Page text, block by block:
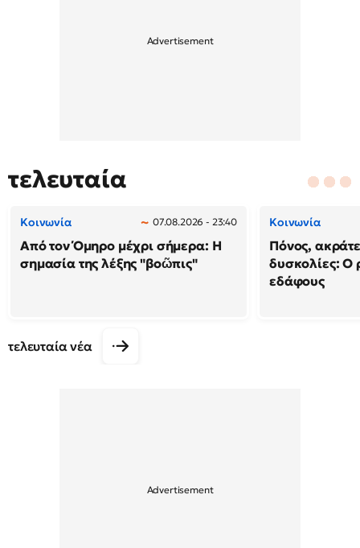
τελευταία
Κοινωνία 07.08.2026 - 23:40
Από τον Όμηρο μέχρι σήμερα: Η
σημασία της λέξης "βοῶπις"
Κοινωνία
Πόνος,
δυσκολίες: Ο
εδάφους
τελευταία νέα